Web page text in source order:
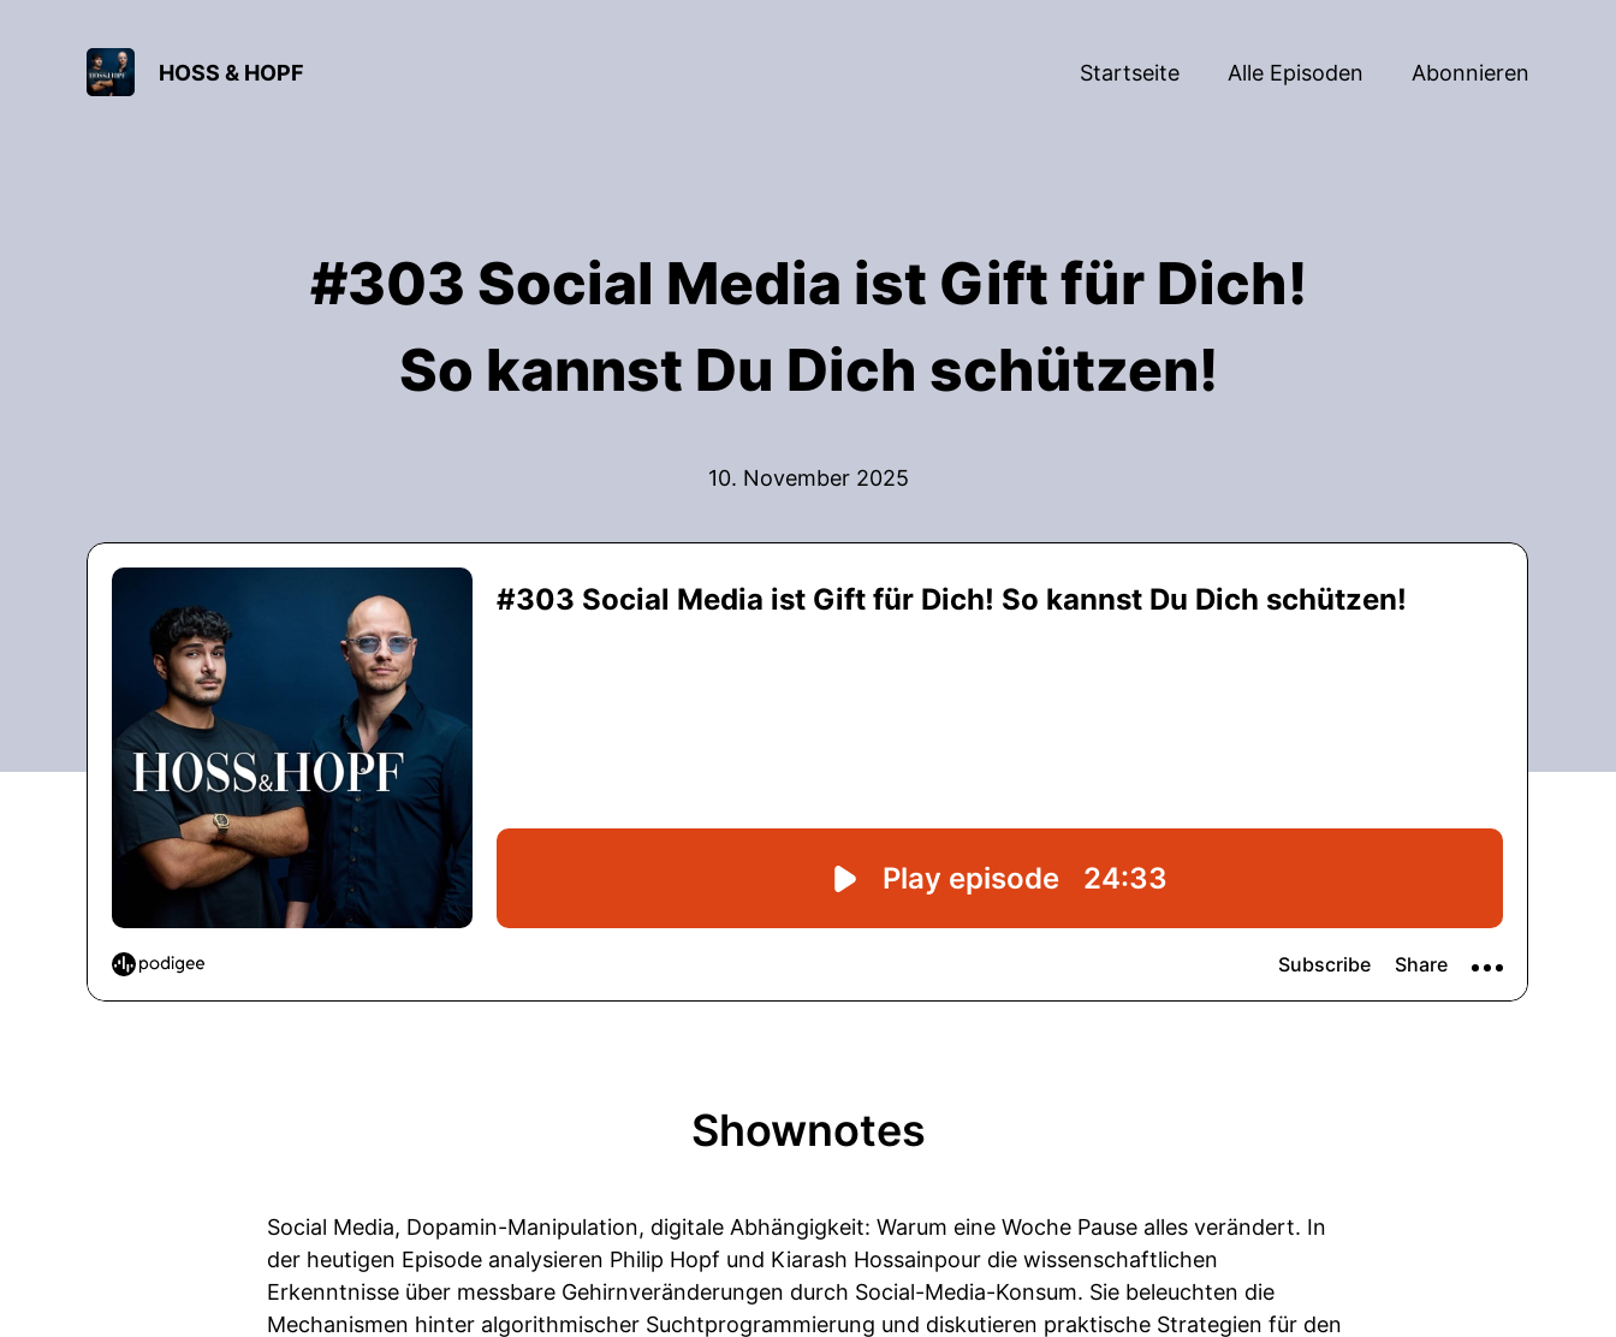
HOSS & HOPF Startseite Alle Episoden Abonnieren
#303 Social Media ist Gift für Dich!
So kannst Du Dich schützen!
10. November 2025
Shownotes
Social Media, Dopamin-Manipulation, digitale Abhängigkeit: Warum eine Woche Pause alles verändert. In
der heutigen Episode analysieren Philip Hopf und Kiarash Hossainpour die wissenschaftlichen
Erkenntnisse über messbare Gehirnveränderungen durch Social-Media-Konsum. Sie beleuchten die
Mechanismen hinter algorithmischer Suchtprogrammierung und diskutieren praktische Strategien für den